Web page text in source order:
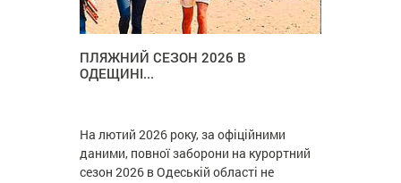
ПЛЯЖНИЙ СЕЗОН 2026 В
ОДЕЩИНІ...
На лютий 2026 року, за офіційними
даними, повної заборони на курортний
сезон 2026 в Одеській області не